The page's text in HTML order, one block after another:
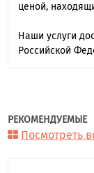
ценой,
Наши услуги
Российской
РЕКОМЕНДУЕМЫЕ
Посмотреть